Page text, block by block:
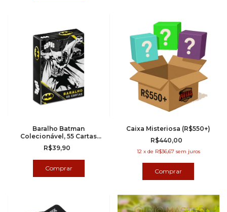
Baralho Batman
Colecionável, 55 Cartas
(Copag)
R$39,90
Caixa Misteriosa (R$550+)
R$440,00
12 x de R$36,67 sem juros